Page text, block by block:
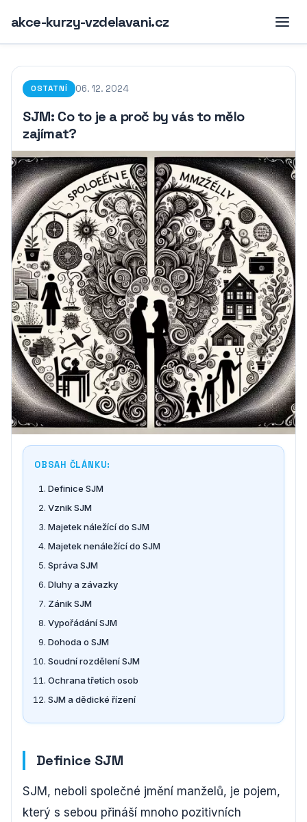
akce-kurzy-vzdelavani.cz
OSTATNÍ 06. 12. 2024
SJM: Co to je a proč by vás to mělo
zajímat?
OBSAH ČLÁNKU:
Definice SJM
Vznik SJM
Majetek náležící do SJM
Majetek nenáležící do SJM
Správa SJM
Dluhy a závazky
Zánik SJM
Vypořádání SJM
Dohoda o SJM
Soudní rozdělení SJM
Ochrana třetích osob
SJM a dědické řízení
Definice SJM
SJM, neboli společné jmění manželů, je pojem,
který s sebou přináší mnoho pozitivních